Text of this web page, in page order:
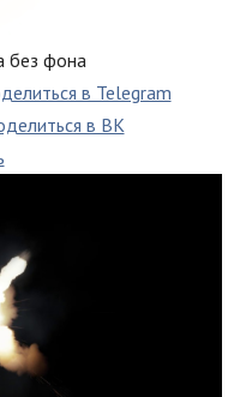
без фона
в Telegram
в ВК